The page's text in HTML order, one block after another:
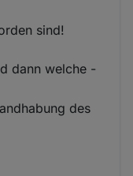
sind!
dann welche -
des